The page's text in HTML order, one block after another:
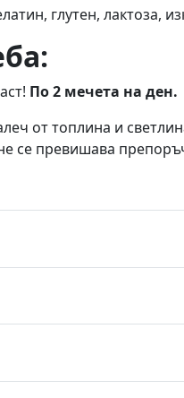
глутен, лактоза,
По 2 мечета на ден.
от топлина и
се превишава